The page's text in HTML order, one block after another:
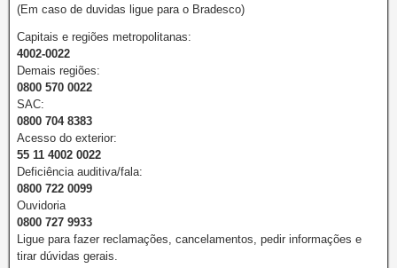
(Em caso de duvidas ligue para o Bradesco)
Capitais e regiões metropolitanas:
4002-0022
Demais regiões:
0800 570 0022
SAC:
0800 704 8383
Acesso do exterior:
55 11 4002 0022
Deficiência auditiva/fala:
0800 722 0099
Ouvidoria
0800 727 9933
Ligue para fazer reclamações, cancelamentos, pedir informações e
tirar dúvidas gerais.